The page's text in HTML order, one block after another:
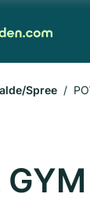
Spree